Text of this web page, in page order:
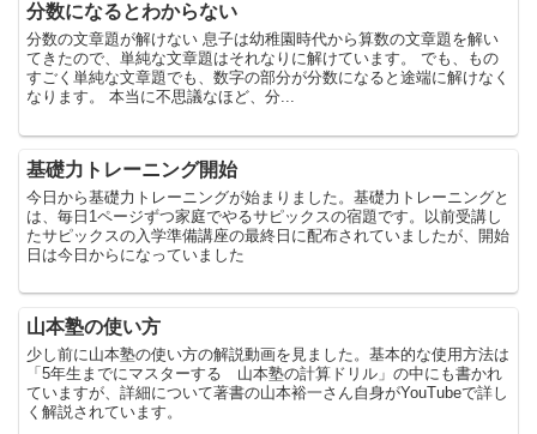
分数になるとわからない
分数の文章題が解けない 息子は幼稚園時代から算数の文章題を解い
てきたので、単純な文章題はそれなりに解けています。 でも、もの
すごく単純な文章題でも、数字の部分が分数になると途端に解けなく
なります。 本当に不思議なほど、分...
基礎力トレーニング開始
今日から基礎力トレーニングが始まりました。基礎力トレーニングと
は、毎日1ページずつ家庭でやるサピックスの宿題です。以前受講し
たサピックスの入学準備講座の最終日に配布されていましたが、開始
日は今日からになっていました
山本塾の使い方
少し前に山本塾の使い方の解説動画を見ました。基本的な使用方法は
「5年生までにマスターする 山本塾の計算ドリル」の中にも書かれ
ていますが、詳細について著書の山本裕一さん自身がYouTubeで詳し
く解説されています。